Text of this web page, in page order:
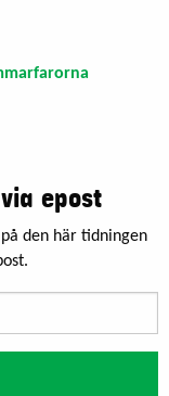
epost
den här tidningen